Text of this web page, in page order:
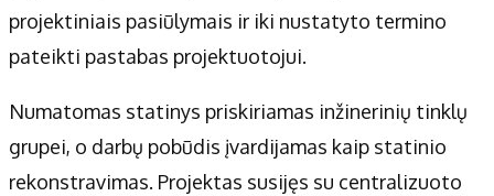
projektiniais pasiūlymais ir iki nustatyto termino
pateikti pastabas projektuotojui.
Numatomas statinys priskiriamas inžinerinių tinklų
grupei, o darbų pobūdis įvardijamas kaip statinio
rekonstravimas. Projektas susijęs su centralizuoto